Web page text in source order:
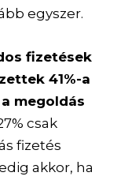
egyszer.
fizetések
41%-a
megoldás
csak
fizetés
akkor, ha